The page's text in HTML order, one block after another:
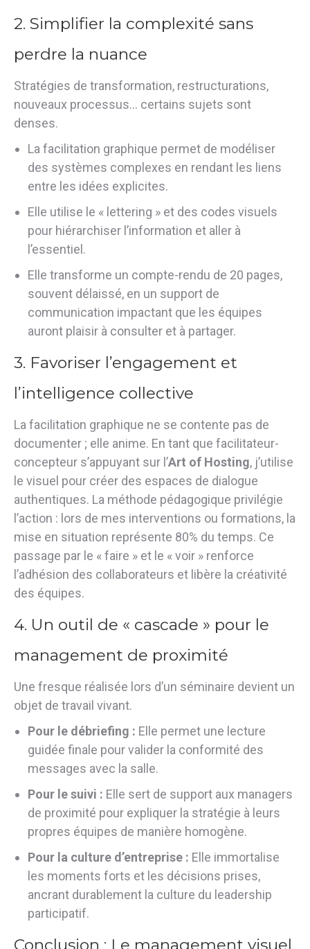
2. Simplifier la complexité sans
perdre la nuance
Stratégies de transformation, restructurations,
nouveaux processus… certains sujets sont
denses.
La facilitation graphique permet de modéliser
des systèmes complexes en rendant les liens
entre les idées explicites.
Elle utilise le « lettering » et des codes visuels
pour hiérarchiser l’information et aller à
l’essentiel.
Elle transforme un compte-rendu de 20 pages,
souvent délaissé, en un support de
communication impactant que les équipes
auront plaisir à consulter et à partager.
3. Favoriser l’engagement et
l’intelligence collective
La facilitation graphique ne se contente pas de
documenter ; elle anime. En tant que facilitateur-
concepteur s’appuyant sur l’Art of Hosting, j’utilise
le visuel pour créer des espaces de dialogue
authentiques. La méthode pédagogique privilégie
l’action : lors de mes interventions ou formations, la
mise en situation représente 80% du temps. Ce
passage par le « faire » et le « voir » renforce
l’adhésion des collaborateurs et libère la créativité
des équipes.
4. Un outil de « cascade » pour le
management de proximité
Une fresque réalisée lors d’un séminaire devient un
objet de travail vivant.
Pour le débriefing : Elle permet une lecture
guidée finale pour valider la conformité des
messages avec la salle.
Pour le suivi : Elle sert de support aux managers
de proximité pour expliquer la stratégie à leurs
propres équipes de manière homogène.
Pour la culture d’entreprise : Elle immortalise
les moments forts et les décisions prises,
ancrant durablement la culture du leadership
participatif.
Conclusion : Le management visuel,